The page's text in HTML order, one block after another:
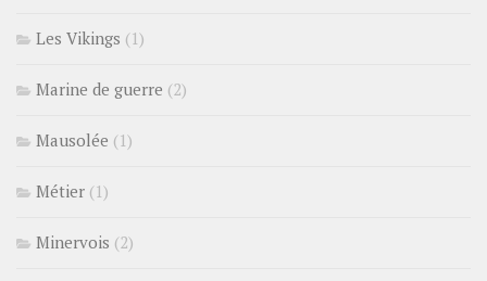
Les Vikings (1)
Marine de guerre (2)
Mausolée (1)
Métier (1)
Minervois (2)